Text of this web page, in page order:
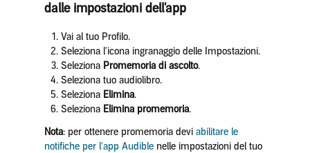
dalle impostazioni dell'app
Vai al tuo Profilo.
Seleziona l'icona ingranaggio delle Impostazioni.
Seleziona Promemoria di ascolto.
Seleziona tuo audiolibro.
Seleziona Elimina.
SelezionaElimina promemoria.
Nota: per ottenere promemoria devi abilitare le
notifiche per l'app Audible nelle impostazioni del tuo